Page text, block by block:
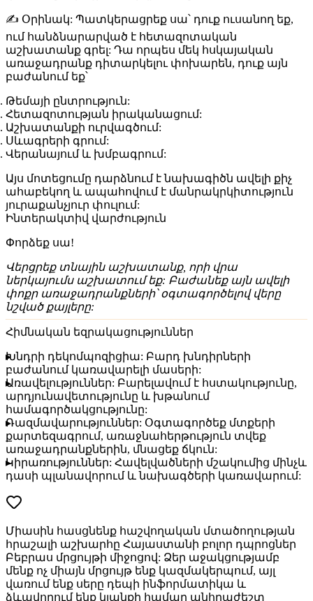
✍️ Օրինակ: Պատկերացրեք սա՝ դուք ուսանող եք,
ում հանձնարարված է հետազոտական
աշխատանք գրել: Դա որպես մեկ հսկայական
առաջադրանք դիտարկելու փոխարեն, դուք այն
բաժանում եք՝
Թեմայի ընտրություն:
Հետազոտության իրականացում:
Աշխատանքի ուրվագծում:
Սևագրերի գրում:
Վերանայում և խմբագրում:
Այս մոտեցումը դարձնում է նախագիծն ավելի քիչ
ահաբեկող և ապահովում է մանրակրկիտություն
յուրաքանչյուր փուլում:
Ինտերակտիվ վարժություն
Փորձեք սա!
Վերցրեք տնային աշխատանք, որի վրա
ներկայումս աշխատում եք: Բաժանեք այն ավելի
փոքր առաջադրանքների՝ օգտագործելով վերը
նշված քայլերը:
Հիմնական եզրակացություններ
Խնդրի դեկոմպոզիցիա: Բարդ խնդիրների
բաժանում կառավարելի մասերի:
Առավելություններ: Բարելավում է հստակությունը,
արդյունավետությունը և խթանում
համագործակցությունը:
Ռազմավարություններ: Օգտագործեք մտքերի
քարտեզագրում, առաջնահերթություն տվեք
առաջադրանքներին, մնացեք ճկուն:
Կիրառություններ: Հավելվածների մշակումից մինչև
դասի պլանավորում և նախագծերի կառավարում:
Միասին հասցնենք հաշվողական մտածողության
հրաշալի աշխարհը Հայաստանի բոլոր դպրոցներ
Բեբրաս մրցույթի միջոցով: Ձեր աջակցությամբ
մենք ոչ միայն մրցույթ ենք կազմակերպում, այլ
վառում ենք սերը դեպի ինֆորմատիկա և
ձևավորում ենք կյանքի համար անհրաժեշտ